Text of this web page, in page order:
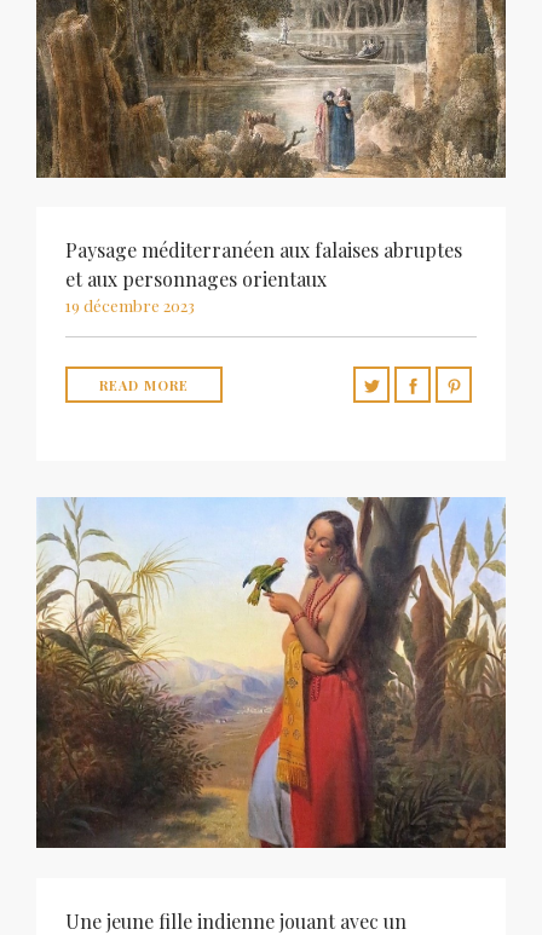
Paysage méditerranéen aux falaises abruptes
et aux personnages orientaux
19 décembre 2023
READ MORE
Une jeune fille indienne jouant avec un